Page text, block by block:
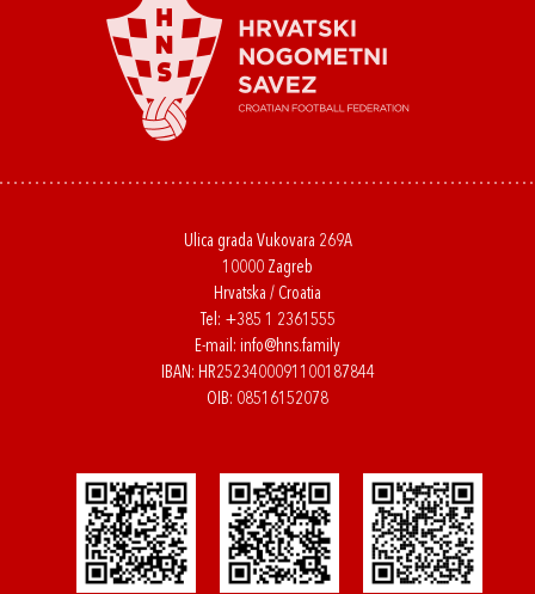
Ulica grada Vukovara 269A
10000 Zagreb
Hrvatska / Croatia
Tel: +385 1 2361555
E-mail: info@hns.family
IBAN: HR2523400091100187844
OIB: 08516152078